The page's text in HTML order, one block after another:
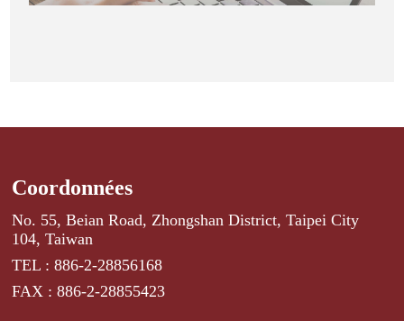
Coordonnées
No. 55, Beian Road, Zhongshan District, Taipei City
104, Taiwan
TEL : 886-2-28856168
FAX : 886-2-28855423